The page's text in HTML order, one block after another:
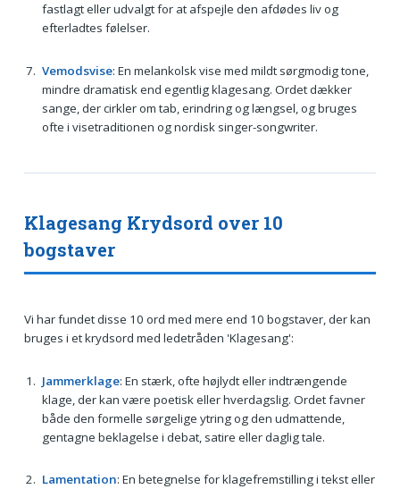
fastlagt eller udvalgt for at afspejle den afdødes liv og
efterladtes følelser.
Vemodsvise: En melankolsk vise med mildt sørgmodig tone,
mindre dramatisk end egentlig klagesang. Ordet dækker
sange, der cirkler om tab, erindring og længsel, og bruges
ofte i visetraditionen og nordisk singer-songwriter.
Klagesang Krydsord over 10
bogstaver
Vi har fundet disse 10 ord med mere end 10 bogstaver, der kan
bruges i et krydsord med ledetråden 'Klagesang':
Jammerklage: En stærk, ofte højlydt eller indtrængende
klage, der kan være poetisk eller hverdagslig. Ordet favner
både den formelle sørgelige ytring og den udmattende,
gentagne beklagelse i debat, satire eller daglig tale.
Lamentation: En betegnelse for klagefremstilling i tekst eller